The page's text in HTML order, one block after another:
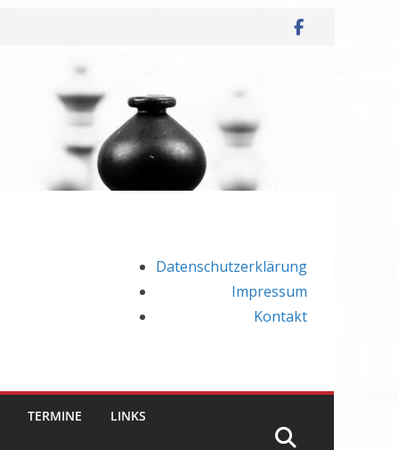
Datenschutzerklärung
Impressum
Kontakt
TERMINE LINKS